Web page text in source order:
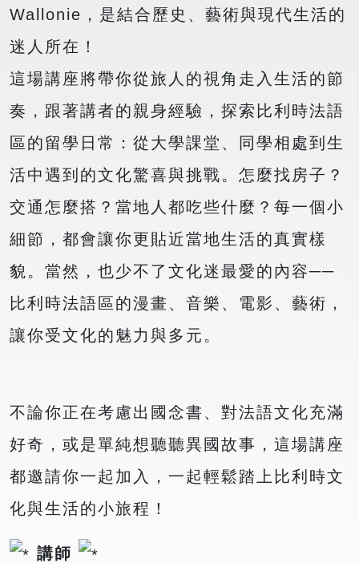
Wallonie，是結合歷史、藝術與現代生活的
迷人所在！
這場講座將帶你從旅人的視角走入生活的節
奏，跟著講者的親身經驗，探索比利時法語
區的留學日常：從大學課堂、同學相處到生
活中遇到的文化驚喜與挑戰。怎麼找房子？
交通怎麼搭？當地人都吃些什麼？每一個小
細節，都會讓你更貼近當地生活的真實樣
貌。當然，也少不了文化迷最愛的內容──
比利時法語區的漫畫、音樂、電影、藝術，
讓你受文化的魅力與多元。
不論你正在考慮出國念書、對法語文化充滿
好奇，或是單純想聽聽異國故事，這場講座
都邀請你一起加入，一起輕鬆踏上比利時文
化與生活的小旅程！
講師